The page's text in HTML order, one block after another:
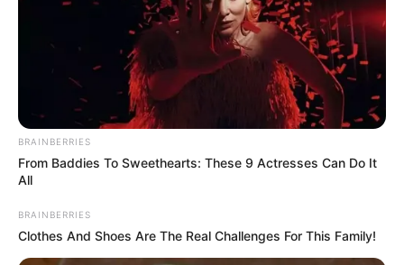
BRAINBERRIES
From Baddies To Sweethearts: These 9 Actresses Can Do It
All
BRAINBERRIES
Clothes And Shoes Are The Real Challenges For This Family!